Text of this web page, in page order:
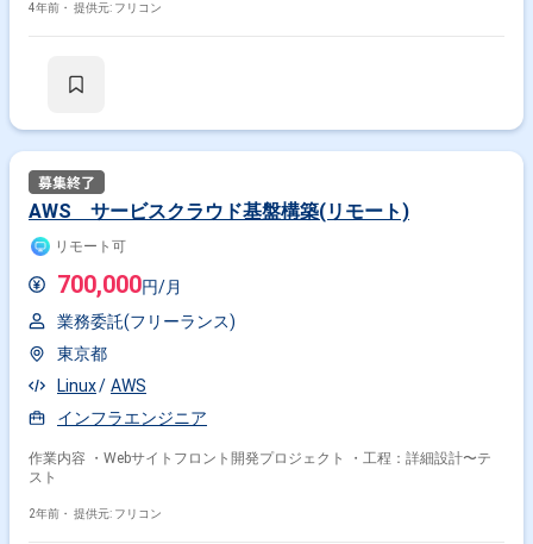
4年前・ 提供元: フリコン
AWS サービスクラウド基盤構築(リモート)
リモート可
700,000円/月
業務委託(フリーランス)
東京都
Linux
AWS
インフラエンジニア
作業内容 ・Webサイトフロント開発プロジェクト ・工程：詳細設計〜テ
スト
2年前・ 提供元: フリコン